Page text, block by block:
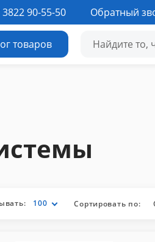
3822 90-55-50 Обратный
товаров
100 Сортировать по: